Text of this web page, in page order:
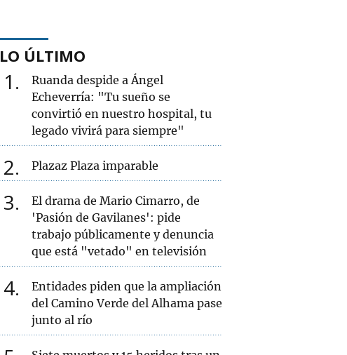
LO ÚLTIMO
1
Ruanda despide a Ángel
Echeverría: "Tu sueño se
convirtió en nuestro hospital, tu
legado vivirá para siempre"
2 Plazaz Plaza imparable
3
El drama de Mario Cimarro, de
'Pasión de Gavilanes': pide
trabajo públicamente y denuncia
que está "vetado" en televisión
4
Entidades piden que la ampliación
del Camino Verde del Alhama pase
junto al río